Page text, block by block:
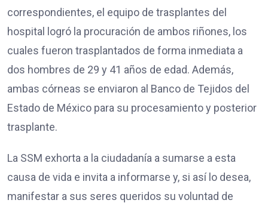
correspondientes, el equipo de trasplantes del
hospital logró la procuración de ambos riñones, los
cuales fueron trasplantados de forma inmediata a
dos hombres de 29 y 41 años de edad. Además,
ambas córneas se enviaron al Banco de Tejidos del
Estado de México para su procesamiento y posterior
trasplante.
La SSM exhorta a la ciudadanía a sumarse a esta
causa de vida e invita a informarse y, si así lo desea,
manifestar a sus seres queridos su voluntad de